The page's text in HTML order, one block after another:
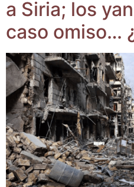
a Siria; los
caso omi­so…